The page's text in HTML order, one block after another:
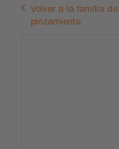
Volver a la familia
pinzamiento